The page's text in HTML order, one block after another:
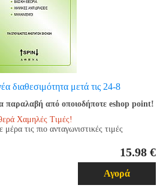
διαθεσιμότητα μετά τις 24-8
παραλαβή από οποιοδήποτε eshop point!
Χαμηλές Τιμές!
τις πιο ανταγωνιστικές τιμές
15.98 €
Αγορά